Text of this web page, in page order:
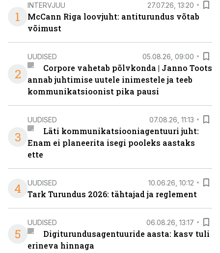
1
INTERVJUU 27.07.26, 13:20
McCann Riga loovjuht: antiturundus võtab
võimust
2
UUDISED 05.08.26, 09:00
Corpore vahetab põlvkonda | Janno Toots
annab juhtimise uutele inimestele ja teeb
kommunikatsioonist pika pausi
3
UUDISED 07.08.26, 11:13
Läti kommunikatsiooniagentuuri juht:
Enam ei planeerita isegi pooleks aastaks
ette
4 UUDISED 10.06.26, 10:12
Tark Turundus 2026: tähtajad ja reglement
5
UUDISED 06.08.26, 13:17
Digiturundusagentuuride aasta: kasv tuli
erineva hinnaga